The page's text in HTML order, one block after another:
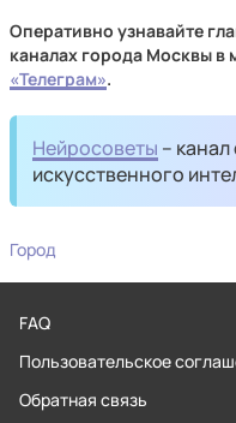
Оперативно узнавайте
каналах города Москвы в
«Телеграм».
Нейросоветы –
искусственного
Город
FAQ
Пользовательское
Обратная связь